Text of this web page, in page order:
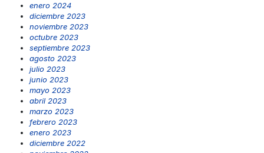
enero 2024
diciembre 2023
noviembre 2023
octubre 2023
septiembre 2023
agosto 2023
julio 2023
junio 2023
mayo 2023
abril 2023
marzo 2023
febrero 2023
enero 2023
diciembre 2022